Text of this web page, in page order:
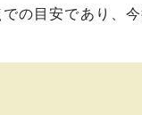
の目安であり、